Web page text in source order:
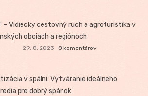
– Vidiecky cestovný ruch a agroturistika v
obciach a regiónoch
29. 8. 2023 8 komentárov
v spálni: Vytváranie ideálneho
pre dobrý spánok